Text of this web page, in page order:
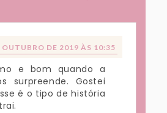
OUTUBRO DE 2019 ÀS 10:35
e bom quando a
surpreende. Gostei
é o tipo de história